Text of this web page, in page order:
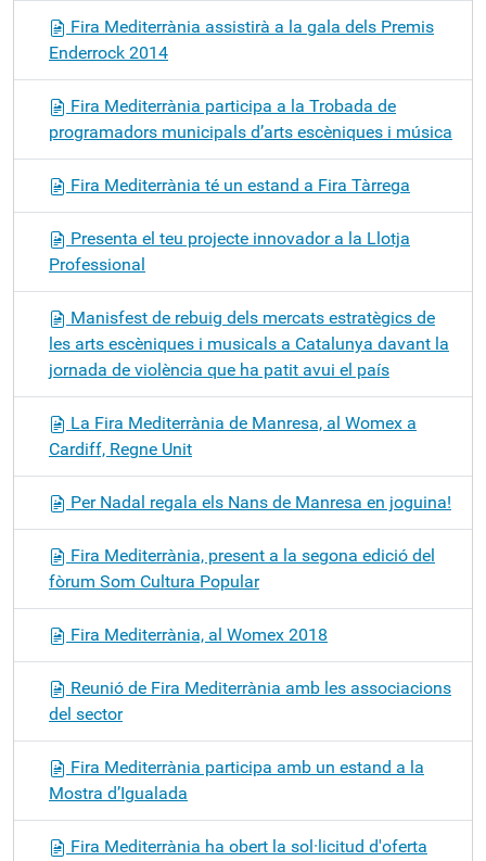
Fira Mediterrània assistirà a la gala dels Premis
Enderrock 2014
Fira Mediterrània participa a la Trobada de
programadors municipals d’arts escèniques i música
Fira Mediterrània té un estand a Fira Tàrrega
Presenta el teu projecte innovador a la Llotja
Professional
Manisfest de rebuig dels mercats estratègics de
les arts escèniques i musicals a Catalunya davant la
jornada de violència que ha patit avui el país
La Fira Mediterrània de Manresa, al Womex a
Cardiff, Regne Unit
Per Nadal regala els Nans de Manresa en joguina!
Fira Mediterrània, present a la segona edició del
fòrum Som Cultura Popular
Fira Mediterrània, al Womex 2018
Reunió de Fira Mediterrània amb les associacions
del sector
Fira Mediterrània participa amb un estand a la
Mostra d’Igualada
Fira Mediterrània ha obert la sol·licitud d'oferta